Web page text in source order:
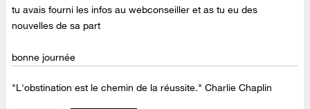
tu avais fourni les infos au webconseiller et as tu eu des
nouvelles de sa part
bonne journée
"L'obstination est le chemin de la réussite." Charlie Chaplin